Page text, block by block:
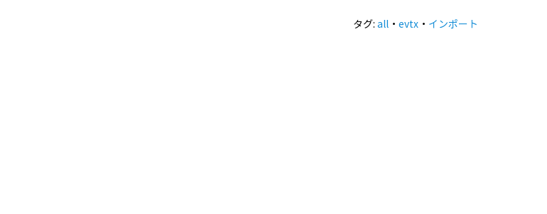
タグ:all ・evtx ・ インポート